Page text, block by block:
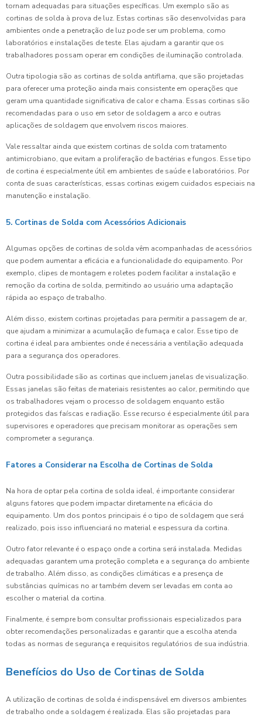
tornam adequadas para situações específicas. Um exemplo são as
cortinas de solda à prova de luz. Estas cortinas são desenvolvidas para
ambientes onde a penetração de luz pode ser um problema, como
laboratórios e instalações de teste. Elas ajudam a garantir que os
trabalhadores possam operar em condições de iluminação controlada.
Outra tipologia são as cortinas de solda antiflama, que são projetadas
para oferecer uma proteção ainda mais consistente em operações que
geram uma quantidade significativa de calor e chama. Essas cortinas são
recomendadas para o uso em setor de soldagem a arco e outras
aplicações de soldagem que envolvem riscos maiores.
Vale ressaltar ainda que existem cortinas de solda com tratamento
antimicrobiano, que evitam a proliferação de bactérias e fungos. Esse tipo
de cortina é especialmente útil em ambientes de saúde e laboratórios. Por
conta de suas características, essas cortinas exigem cuidados especiais na
manutenção e instalação.
5. Cortinas de Solda com Acessórios Adicionais
Algumas opções de cortinas de solda vêm acompanhadas de acessórios
que podem aumentar a eficácia e a funcionalidade do equipamento. Por
exemplo, clipes de montagem e roletes podem facilitar a instalação e
remoção da cortina de solda, permitindo ao usuário uma adaptação
rápida ao espaço de trabalho.
Além disso, existem cortinas projetadas para permitir a passagem de ar,
que ajudam a minimizar a acumulação de fumaça e calor. Esse tipo de
cortina é ideal para ambientes onde é necessária a ventilação adequada
para a segurança dos operadores.
Outra possibilidade são as cortinas que incluem janelas de visualização.
Essas janelas são feitas de materiais resistentes ao calor, permitindo que
os trabalhadores vejam o processo de soldagem enquanto estão
protegidos das faíscas e radiação. Esse recurso é especialmente útil para
supervisores e operadores que precisam monitorar as operações sem
comprometer a segurança.
Fatores a Considerar na Escolha de Cortinas de Solda
Na hora de optar pela cortina de solda ideal, é importante considerar
alguns fatores que podem impactar diretamente na eficácia do
equipamento. Um dos pontos principais é o tipo de soldagem que será
realizado, pois isso influenciará no material e espessura da cortina.
Outro fator relevante é o espaço onde a cortina será instalada. Medidas
adequadas garantem uma proteção completa e a segurança do ambiente
de trabalho. Além disso, as condições climáticas e a presença de
substâncias químicas no ar também devem ser levadas em conta ao
escolher o material da cortina.
Finalmente, é sempre bom consultar profissionais especializados para
obter recomendações personalizadas e garantir que a escolha atenda
todas as normas de segurança e requisitos regulatórios de sua indústria.
Benefícios do Uso de Cortinas de Solda
A utilização de cortinas de solda é indispensável em diversos ambientes
de trabalho onde a soldagem é realizada. Elas são projetadas para